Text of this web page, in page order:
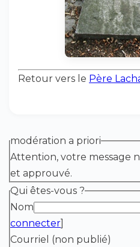
Retour vers le Père
modération a priori
Attention, votre message
et approuvé.
Qui êtes-vous ?
Nom
connecter]
Courriel (non publié)